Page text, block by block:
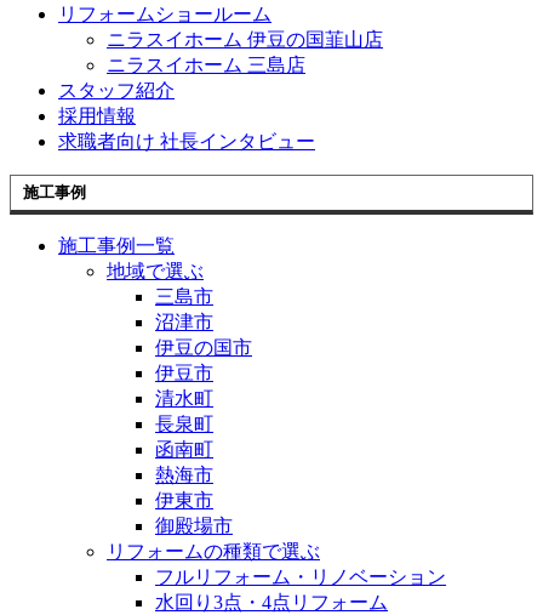
リフォームショールーム
ニラスイホーム 伊豆の国韮山店
ニラスイホーム 三島店
スタッフ紹介
採用情報
求職者向け 社長インタビュー
施工事例
施工事例一覧
地域で選ぶ
三島市
沼津市
伊豆の国市
伊豆市
清水町
長泉町
函南町
熱海市
伊東市
御殿場市
リフォームの種類で選ぶ
フルリフォーム・リノベーション
水回り3点・4点リフォーム